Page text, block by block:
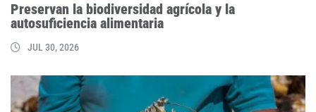
Preservan la biodiversidad agrícola y la
autosuficiencia alimentaria
JUL 30, 2026